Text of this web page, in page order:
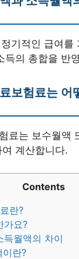
기적인 급여를
득의 총합을 반
보험료는 어
료는 보수월액
계산합니다.
Contents
란?
가요?
득월액의 차이
이란?